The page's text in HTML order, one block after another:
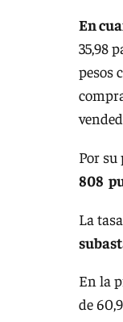
En
35,98
pesos
Por su
808
La
En la
de